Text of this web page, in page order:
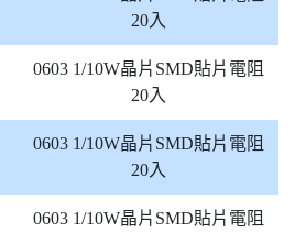
20入
0603 1/10W晶片SMD貼片電阻
20入
0603 1/10W晶片SMD貼片電阻
20入
0603 1/10W晶片SMD貼片電阻